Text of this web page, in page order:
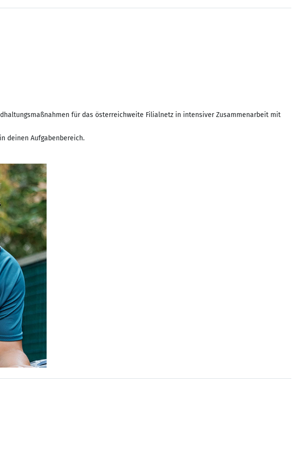
für das österreichweite Filialnetz in intensiver Zusammenarbeit mit
deinen Aufgabenbereich.